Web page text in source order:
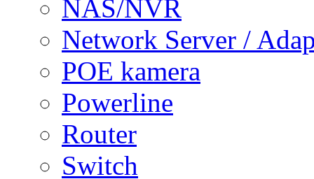
NAS/NVR
Network Server /
POE kamera
Powerline
Router
Switch